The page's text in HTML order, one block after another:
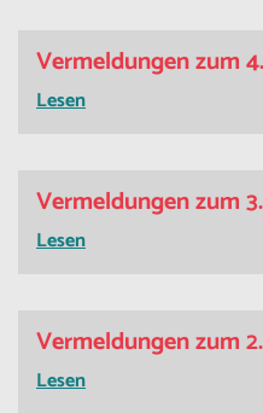
Vermeldungen zum
Lesen
Vermeldungen zum
Lesen
Vermeldungen zum
Lesen